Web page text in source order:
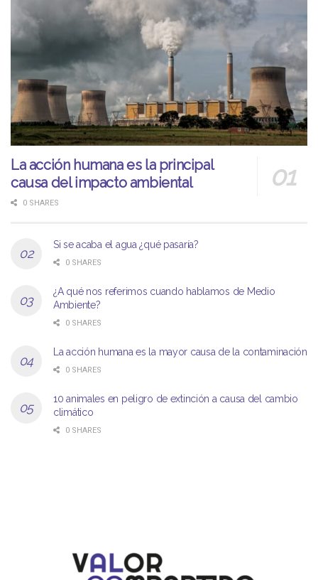
La acción humana es la principal
causa del impacto ambiental
0 SHARES
Si se acaba el agua ¿qué pasaría?
0 SHARES
¿A qué nos referimos cuando hablamos de Medio
Ambiente?
0 SHARES
La acción humana es la mayor causa de la contaminación
0 SHARES
10 animales en peligro de extinción a causa del cambio
climático
0 SHARES